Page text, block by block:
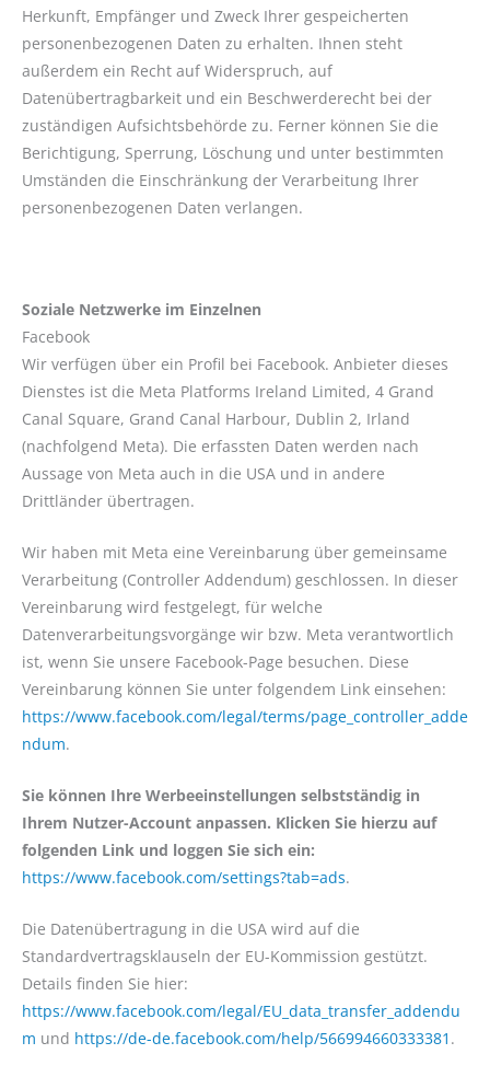
Herkunft, Empfänger und Zweck Ihrer gespeicherten
personenbezogenen Daten zu erhalten. Ihnen steht
außerdem ein Recht auf Widerspruch, auf
Datenübertragbarkeit und ein Beschwerderecht bei der
zuständigen Aufsichtsbehörde zu. Ferner können Sie die
Berichtigung, Sperrung, Löschung und unter bestimmten
Umständen die Einschränkung der Verarbeitung Ihrer
personenbezogenen Daten verlangen.
Soziale Netzwerke im Einzelnen
Facebook
Wir verfügen über ein Profil bei Facebook. Anbieter dieses
Dienstes ist die Meta Platforms Ireland Limited, 4 Grand
Canal Square, Grand Canal Harbour, Dublin 2, Irland
(nachfolgend Meta). Die erfassten Daten werden nach
Aussage von Meta auch in die USA und in andere
Drittländer übertragen.
Wir haben mit Meta eine Vereinbarung über gemeinsame
Verarbeitung (Controller Addendum) geschlossen. In dieser
Vereinbarung wird festgelegt, für welche
Datenverarbeitungsvorgänge wir bzw. Meta verantwortlich
ist, wenn Sie unsere Facebook-Page besuchen. Diese
Vereinbarung können Sie unter folgendem Link einsehen:
https://www.facebook.com/legal/terms/page_controller_adde
ndum.
Sie können Ihre Werbeeinstellungen selbstständig in
Ihrem Nutzer-Account anpassen. Klicken Sie hierzu auf
folgenden Link und loggen Sie sich ein:
https://www.facebook.com/settings?tab=ads.
Die Datenübertragung in die USA wird auf die
Standardvertragsklauseln der EU-Kommission gestützt.
Details finden Sie hier:
https://www.facebook.com/legal/EU_data_transfer_addendu
m und https://de-de.facebook.com/help/566994660333381 .